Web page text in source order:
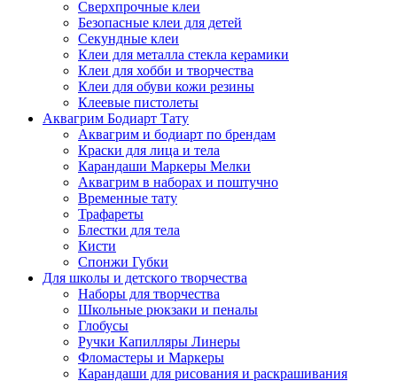
Сверхпрочные клеи
Безопасные клеи для детей
Секундные клеи
Клеи для металла стекла керамики
Клеи для хобби и творчества
Клеи для обуви кожи резины
Клеевые пистолеты
Аквагрим Бодиарт Тату
Аквагрим и бодиарт по брендам
Краски для лица и тела
Карандаши Маркеры Мелки
Аквагрим в наборах и поштучно
Временные тату
Трафареты
Блестки для тела
Кисти
Спонжи Губки
Для школы и детского творчества
Наборы для творчества
Школьные рюкзаки и пеналы
Глобусы
Ручки Капилляры Линеры
Фломастеры и Маркеры
Карандаши для рисования и раскрашивания